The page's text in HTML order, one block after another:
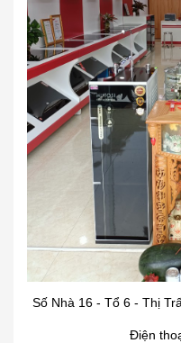
Số Nhà 16 - Tổ 6 - Thị
Điện